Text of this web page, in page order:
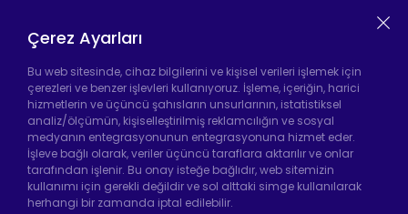
Isıtıcı
Tekerleği
Hadımköy Fabrika:Atatürk Sanayi Bölgesi
Ömerli Mah. Uzunçayır Cad. No:11 Hadımköy,
34555 Arnavutköy/İstanbul
Telefon:+90 212 640 66 46
Çerez Ayarları
Bu web sitesinde, cihaz bilgilerini ve kişisel verileri işlemek için
çerezleri ve benzer işlevleri kullanıyoruz. İşleme, içeriğin, harici
hizmetlerin ve üçüncü şahısların unsurlarının, istatistiksel
analiz/ölçümün, kişiselleştirilmiş reklamcılığın ve sosyal
medyanın entegrasyonunun entegrasyonuna hizmet eder.
İşleve bağlı olarak, veriler üçüncü taraflara aktarılır ve onlar
tarafından işlenir. Bu onay isteğe bağlıdır, web sitemizin
kullanımı için gerekli değildir ve sol alttaki simge kullanılarak
herhangi bir zamanda iptal edilebilir.